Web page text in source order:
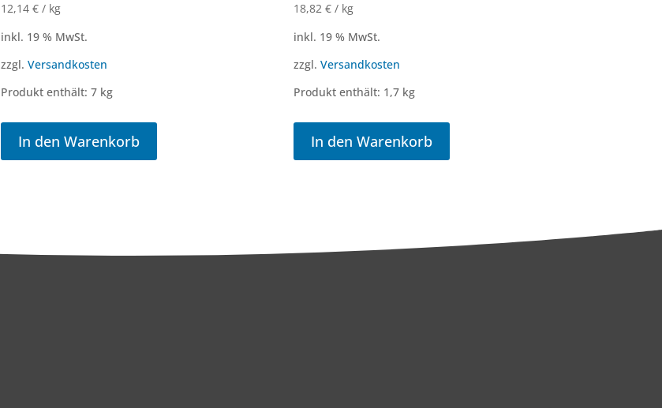
12,14 €/ kg
inkl. 19 % MwSt.
zzgl. Versandkosten
Produkt enthält: 7 kg
In den Warenkorb
18,82€ / kg
inkl. 19 % MwSt.
zzgl.Versandkosten
Produkt enthält: 1,7 kg
In den Warenkorb